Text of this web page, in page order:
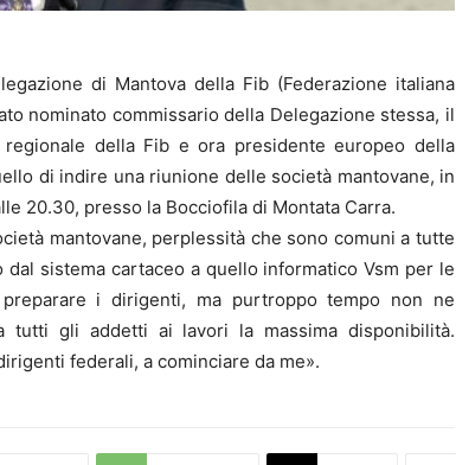
di Mantova della Fib (Federazione italiana
nominato commissario della Delegazione stessa, il
della Fib e ora presidente europeo della
di indire una riunione delle società mantovane, in
20.30, presso la Bocciofila di Montata Carra.
mantovane, perplessità che sono comuni a tutte
sistema cartaceo a quello informatico Vsm per le
i dirigenti, ma purtroppo tempo non ne
tutti gli addetti ai lavori la massima disponibilità.
federali, a cominciare da me».